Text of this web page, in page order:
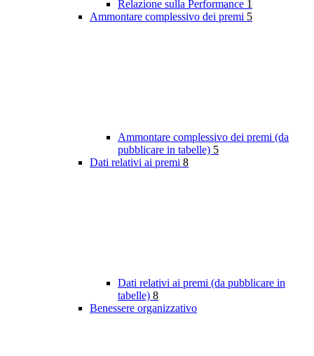
Relazione sulla Performance 1
Ammontare complessivo dei premi 5
Ammontare complessivo dei premi (da
pubblicare in tabelle) 5
Dati relativi ai premi 8
Dati relativi ai premi (da pubblicare in
tabelle) 8
Benessere organizzativo